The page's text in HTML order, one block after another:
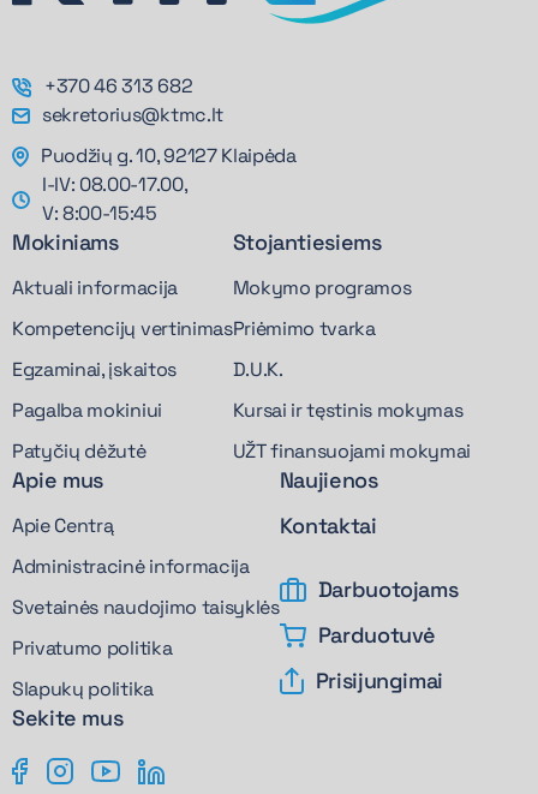
+370 46 313 682
sekretorius@ktmc.lt
Puodžių g. 10, 92127 Klaipėda
I-IV: 08.00-17.00,
V: 8:00-15:45
Mokiniams
Aktuali informacija
Kompetencijų vertinimas
Egzaminai, įskaitos
Pagalba mokiniui
Patyčių dėžutė
Stojantiesiems
Mokymo programos
Priėmimo tvarka
D.U.K.
Kursai ir tęstinis mokymas
UŽT finansuojami mokymai
Apie mus
Apie Centrą
Administracinė informacija
Svetainės naudojimo taisyklės
Privatumo politika
Slapukų politika
Naujienos
Kontaktai
Darbuotojams
Parduotuvė
Prisijungimai
Sekite mus